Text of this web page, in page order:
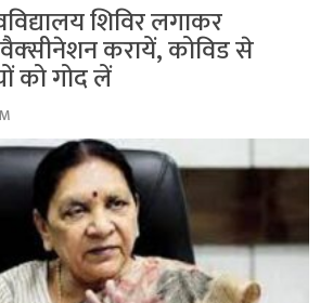
शिविर लगाकर
वैक्‍सीनेशन करायें, कोविड से
को गोद लें